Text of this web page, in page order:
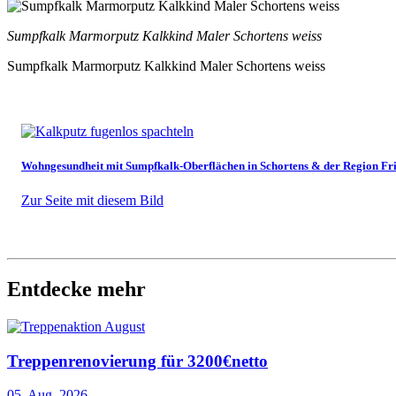
Sumpfkalk Marmorputz Kalkkind Maler Schortens weiss
Sumpfkalk Marmorputz Kalkkind Maler Schortens weiss
Wohngesundheit mit Sumpfkalk-Oberflächen in Schortens & der Region
Zur Seite mit diesem Bild
Entdecke mehr
Treppenrenovierung für 3200€netto